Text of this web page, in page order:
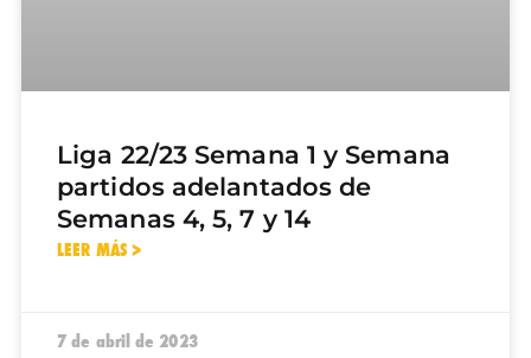
Liga 22/23 Semana 1 y Semana
partidos adelantados de
Semanas 4, 5, 7 y 14
LEER MÁS >
7 de abril de 2023